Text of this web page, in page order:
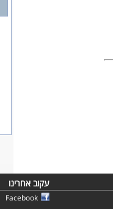
עקוב אחרינו
Facebook